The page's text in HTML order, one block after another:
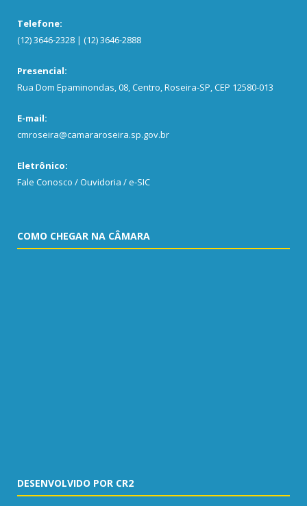
Telefone:
(12) 3646-2328 | (12) 3646-2888
Presencial:
Rua Dom Epaminondas, 08, Centro, Roseira-SP, CEP 12580-013
E-mail:
cmroseira@camararoseira.sp.gov.br
Eletrônico:
Fale Conosco / Ouvidoria / e-SIC
COMO CHEGAR NA CÂMARA
DESENVOLVIDO POR CR2